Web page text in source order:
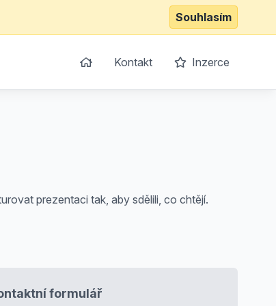
Souhlasím
Kontakt Inzerce
prezentaci tak, aby sdělili, co chtějí.
formulář